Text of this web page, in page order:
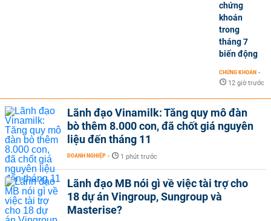
chứng
khoán
trong
tháng 7
biến động
CHỨNG KHOÁN -
12 giờ trước
Lãnh đạo Vinamilk: Tăng quy mô đàn
bò thêm 8.000 con, đã chốt giá nguyên
liệu đến tháng 11
DOANH NGHIỆP - 1 phút trước
Lãnh đạo MB nói gì về việc tài trợ cho
18 dự án Vingroup, Sungroup và
Masterise?